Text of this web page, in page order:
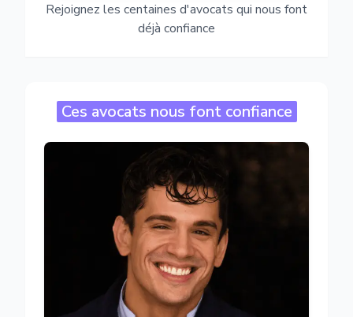
Rejoignez les centaines d'avocats qui nous font
déjà confiance
Ces avocats nous font confiance